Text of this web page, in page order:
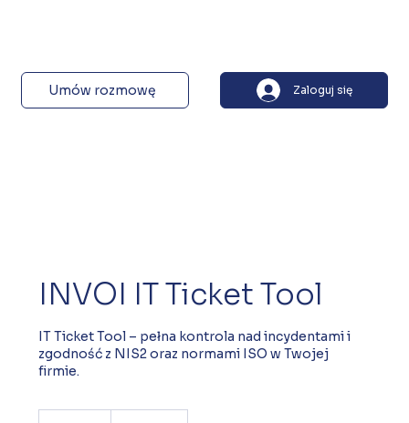
Umów rozmowę Zaloguj się
INVOI IT Ticket Tool
IT Ticket Tool – pełna kontrola nad incydentami i
zgodność z NIS2 oraz normami ISO w Twojej
firmie.